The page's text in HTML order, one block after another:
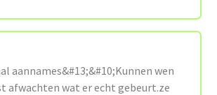
aannames&#13;&#10;Kunnen wen
afwachten wat er echt gebeurt.ze